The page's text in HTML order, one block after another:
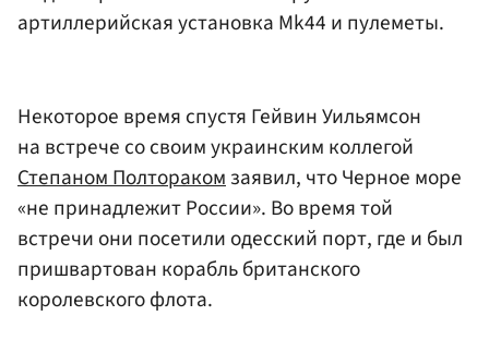
артиллерийская установка Mk44 и пулеметы.
Некоторое время спустя Гейвин Уильямсон
на встрече со своим украинским коллегой
Степаном Полтораком заявил, что Черное море
«не принадлежит России». Во время той
встречи они посетили одесский порт, где и был
пришвартован корабль британского
королевского флота.